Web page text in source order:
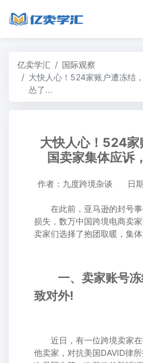
亿卖学汇
国际观察
大快人心！524家账户遭冻结
怂了...
大快人心！524家
国卖家集体应诉
作者：九度跨境杂谈 日
在此前，亚马逊的封号事
损失，数万中国跨境电商卖
卖家们选择了抱团取暖，集
一、卖家账号冻
致对外!
近日，有一位跨境卖家在
他卖家，对抗美国DAVID律